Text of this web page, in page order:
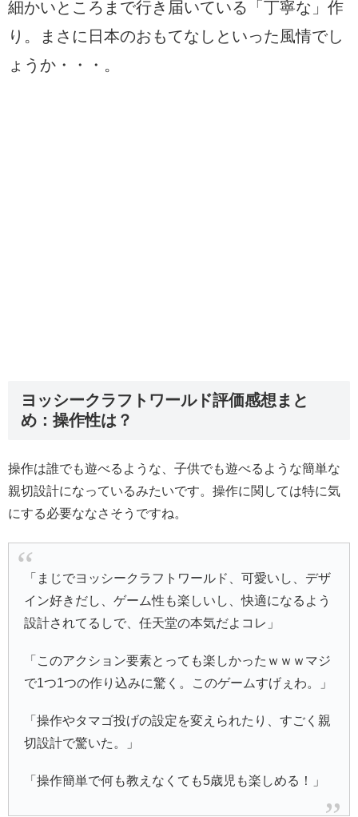
細かいところまで行き届いている「丁寧な」作
り。まさに日本のおもてなしといった風情でし
ょうか・・・。
ヨッシークラフトワールド評価感想まと
め：操作性は？
操作は誰でも遊べるような、子供でも遊べるような簡単な
親切設計になっているみたいです。操作に関しては特に気
にする必要ななさそうですね。
「まじでヨッシークラフトワールド、可愛いし、デザ
イン好きだし、ゲーム性も楽しいし、快適になるよう
設計されてるしで、任天堂の本気だよコレ」
「このアクション要素とっても楽しかったｗｗｗマジ
で1つ1つの作り込みに驚く。このゲームすげぇわ。」
「操作やタマゴ投げの設定を変えられたり、すごく親
切設計で驚いた。」
「操作簡単で何も教えなくても5歳児も楽しめる！」